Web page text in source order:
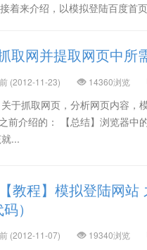
着来介绍，以模拟登陆百度首
取网并提取网页中所
(2012-11-23) 14360浏览
于抓取网页，分析网页内容，
前介绍的： 【总结】浏览器
...
【教程】模拟登陆网
）
(2012-11-07) 19340浏览